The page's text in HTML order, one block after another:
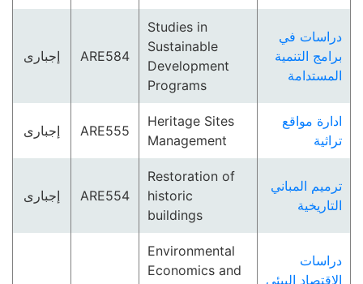
دراسات في
برامج التنمية
المستدامة
Studies in
Sustainable
Development
Programs
ARE584 إجبارى
ادارة مواقع
تراثية
Heritage Sites
Management
ARE555 إجبارى
ترميم المباني
التاريخية
Restoration of
historic
buildings
ARE554 إجبارى
دراسات
الاقتصاد البيئى
Environmental
Economics and